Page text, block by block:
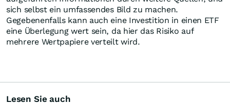
sich selbst ein umfassendes Bild zu machen.
Gegebenenfalls kann auch eine Investition in einen ETF
eine Überlegung wert sein, da hier das Risiko auf
mehrere Wertpapiere verteilt wird.
Lesen Sie auch